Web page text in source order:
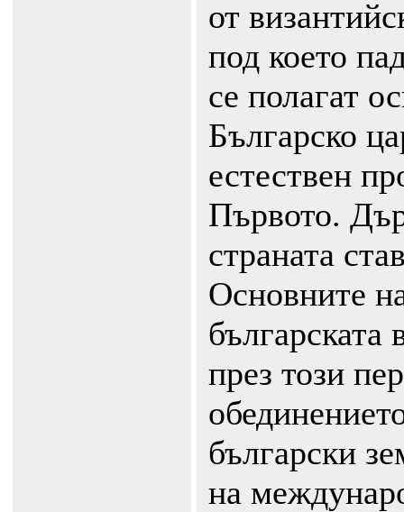
от
под което
се полагат
Българско
естествен
Първото.
страната
Основните
през този
български
на